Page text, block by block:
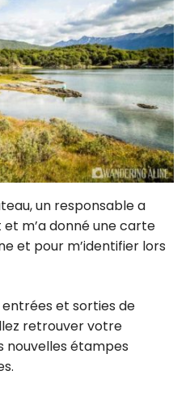
un responsable a
m’a donné une carte
et pour m’identifier lors
entrées et sorties de
retrouver votre
nouvelles étampes